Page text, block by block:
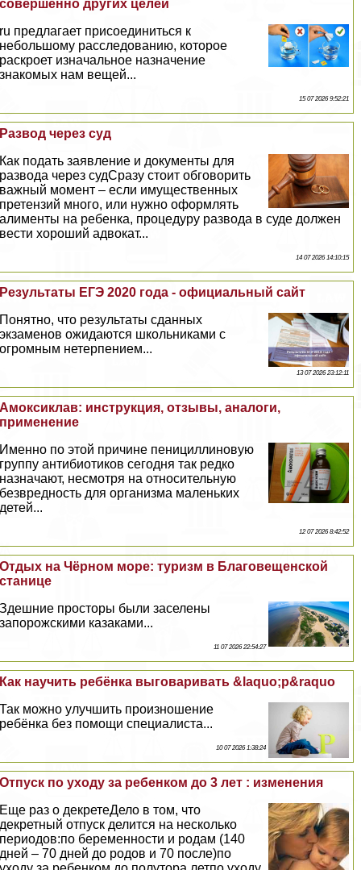
совершенно других целей
ru предлагает присоединиться к
небольшому расследованию, которое
раскроет изначальное назначение
знакомых нам вещей...
15 07 2026 9:52:21
Развод через суд
Как подать заявление и документы для
развода через судСразу стоит обговорить
важный момент – если имущественных
претензий много, или нужно оформлять
алименты на ребенка, процедуру развода в суде должен
вести хороший адвокат...
14 07 2026 14:10:15
Результаты ЕГЭ 2020 года - официальный сайт
Понятно, что результаты сданных
экзаменов ожидаются школьниками с
огромным нетерпением...
13 07 2026 23:12:11
Амоксиклав: инструкция, отзывы, аналоги,
применение
Именно по этой причине пенициллиновую
группу антибиотиков сегодня так редко
назначают, несмотря на относительную
безвредность для организма маленьких
детей...
12 07 2026 8:42:52
Отдых на Чёрном море: туризм в Благовещенской
станице
Здешние просторы были заселены
запорожскими казаками...
11 07 2026 22:54:27
Как научить ребёнка выговаривать &laquo;р&raquo
Так можно улучшить произношение
ребёнка без помощи специалиста...
10 07 2026 1:38:24
Отпуск по уходу за ребенком до 3 лет : изменения
Еще раз о декретеДело в том, что
декретный отпуск делится на несколько
периодов:по беременности и родам (140
дней – 70 дней до родов и 70 после)по